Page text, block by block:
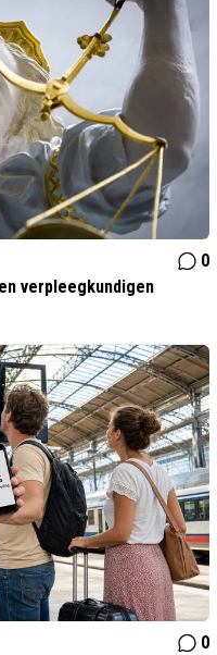
0
verpleegkundigen
0